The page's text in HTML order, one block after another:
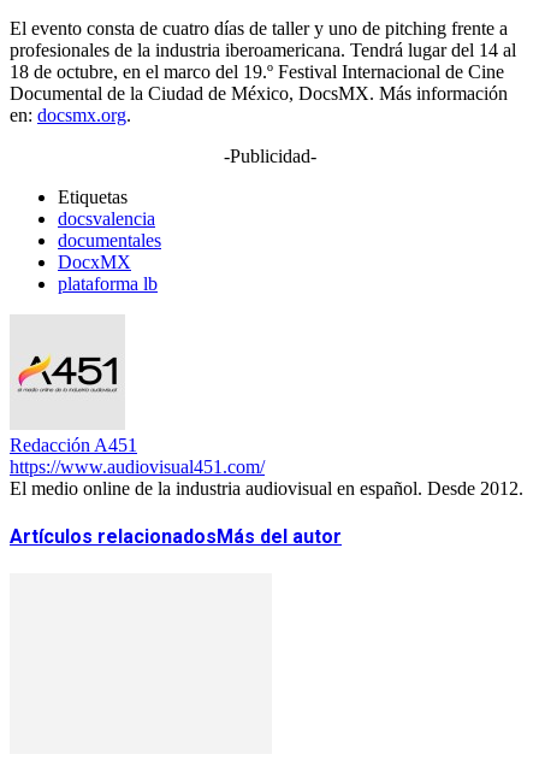
El evento consta de cuatro días de taller y uno de pitching frente a
profesionales de la industria iberoamericana. Tendrá lugar del 14 al
18 de octubre, en el marco del 19.º Festival Internacional de Cine
Documental de la Ciudad de México, DocsMX. Más información
en: docsmx.org.
-Publicidad-
Etiquetas
docsvalencia
documentales
DocxMX
plataforma lb
Redacción A451
https://www.audiovisual451.com/
El medio online de la industria audiovisual en español. Desde 2012.
Artículos relacionadosMás del autor